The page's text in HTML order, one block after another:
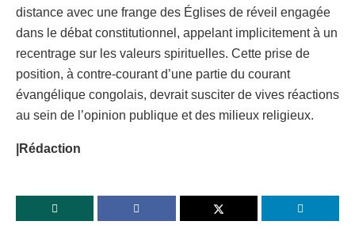
distance avec une frange des Églises de réveil engagée
dans le débat constitutionnel, appelant implicitement à un
recentrage sur les valeurs spirituelles. Cette prise de
position, à contre-courant d’une partie du courant
évangélique congolais, devrait susciter de vives réactions
au sein de l’opinion publique et des milieux religieux.
|Rédaction